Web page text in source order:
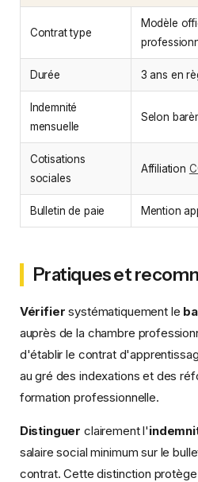
Contrat type
Modèle
Durée 3 ans en
Indemnité
mensuelle
Selon
Cotisations
sociales
Affiliation
Bulletin de paie Mention
Pratiques et
Vérifier systématiquement le
auprès de la chambre
d'établir le contrat
au gré des indexations et des
formation professionnelle.
Distinguer clairement l'
salaire social minimum sur le
contrat. Cette distinction